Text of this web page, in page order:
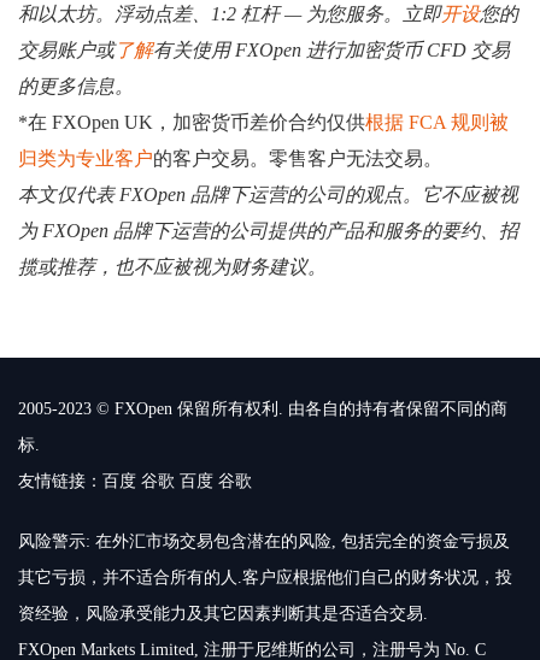
和以太坊。浮动点差、1:2 杠杆 — 为您服务。立即开设您的
交易账户或了解有关使用 FXOpen 进行加密货币 CFD 交易
的更多信息。
*在 FXOpen UK，加密货币差价合约仅供根据 FCA 规则被
归类为专业客户的客户交易。零售客户无法交易。
本文仅代表 FXOpen 品牌下运营的公司的观点。它不应被视
为 FXOpen 品牌下运营的公司提供的产品和服务的要约、招
揽或推荐，也不应被视为财务建议。
2005-2023 © FXOpen 保留所有权利. 由各自的持有者保留不同的商
标.
友情链接： 百度 谷歌 百度 谷歌
风险警示: 在外汇市场交易包含潜在的风险, 包括完全的资金亏损及
其它亏损，并不适合所有的人.客户应根据他们自己的财务状况，投
资经验，风险承受能力及其它因素判断其是否适合交易.
FXOpen Markets Limited, 注册于尼维斯的公司，注册号为 No. C